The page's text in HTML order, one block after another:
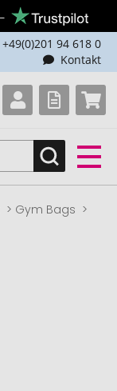
+49(0)201 94 618 0
Kontakt
Gym Bags